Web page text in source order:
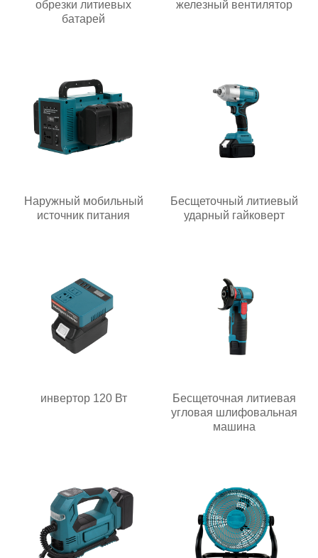
обрезки литиевых
батарей
железный вентилятор
Наружный мобильный
источник питания
Бесщеточный литиевый
ударный гайковерт
инвертор 120 Вт
Бесщеточная литиевая
угловая шлифовальная
машина